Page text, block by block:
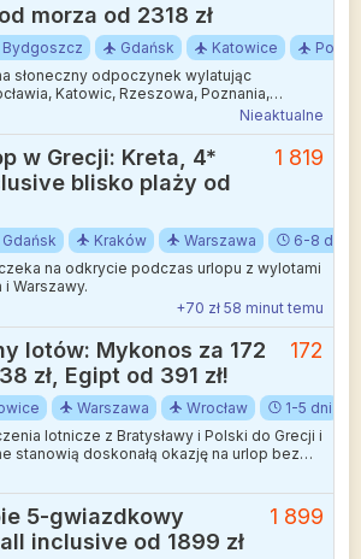
morza od 2318 zł
Bydgoszcz Gdańsk Katowice
słoneczny odpoczynek wylatując
Katowic, Rzeszowa, Poznania,
lub Warszawy.
Nieaktualne
w Grecji: Kreta, 4*
blisko plaży od
1 819
Gdańsk Kraków Warszawa
6-8 dni
na odkrycie podczas urlopu z wylotami
i Warszawy.
+70 zł 58 minut temu
lotów: Mykonos za 172
zł, Egipt od 391 zł!
172
Warszawa Wrocław
1-5 dni
lotnicze z Bratysławy i Polski do Grecji i
stanowią doskonałą okazję na urlop bez
domowego budżetu.
5-gwiazdkowy
inclusive od 1899 zł
1 899